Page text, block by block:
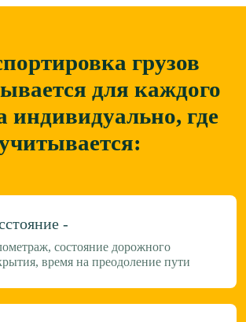
грузов
для каждого
индивидуально, где
-
состояние дорожного
время на преодоление пути